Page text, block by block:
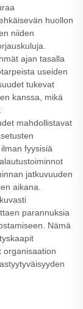
huollon
niiden
ajan tasalla
useiden
tukevat
kanssa, mikä
mahdollistavat
fyysisiä
jatkuvuuden
aikana.
parannuksia
Nämä
organisaation